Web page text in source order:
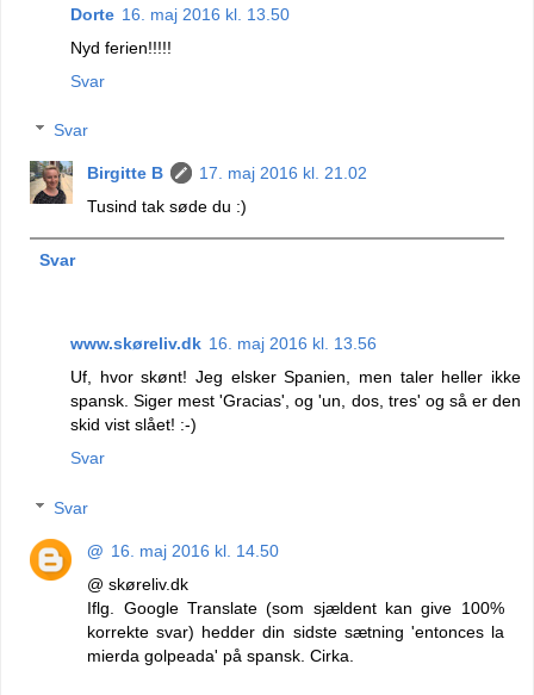
Dorte 16. maj 2016 kl. 13.50
Nyd ferien!!!!!
Svar
Svar
Birgitte B
17. maj 2016 kl. 21.02
Tusind tak søde du :)
Svar
www.skøreliv.dk 16. maj 2016 kl. 13.56
Uf, hvor skønt! Jeg elsker Spanien, men taler heller ikke
spansk. Siger mest 'Gracias', og 'un, dos, tres' og så er den
skid vist slået! :-)
Svar
Svar
@ 16. maj 2016 kl. 14.50
@ skøreliv.dk
Iflg. Google Translate (som sjældent kan give 100%
korrekte svar) hedder din sidste sætning 'entonces la
mierda golpeada' på spansk. Cirka.